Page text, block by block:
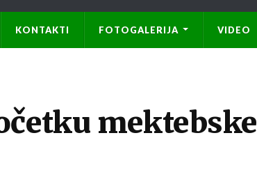
KONTAKTI FOTOGALERIJA VIDEO
mektebske